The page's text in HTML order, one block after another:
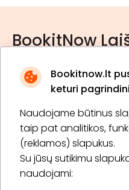
Bookitnow.lt
keturi
Naudojame būtinus
taip pat analitikos,
(reklamos) slapukus.
Su jūsų sutikimu
naudojami:
BookitNow
* Susipažinau su